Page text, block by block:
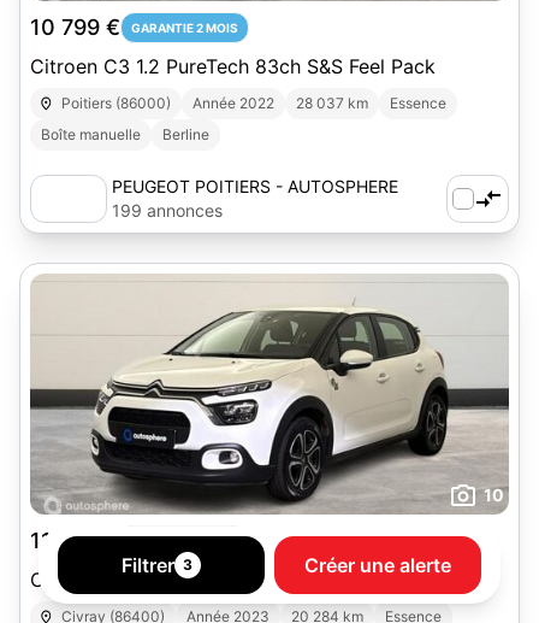
10 799 € GARANTIE 2 MOIS
Citroen C3 1.2 PureTech 83ch S&S Feel Pack
Poitiers (86000) Année 2022 28 037 km
Essence
Boîte manuelle
Berline
PEUGEOT POITIERS - AUTOSPHERE
199 annonces
10
11 299 € GARANTIE 2 MOIS
Citroen C3 1.2 PureTech 83ch S&S YOU!
Civray (86400) Année 2023 20 284 km Essence
Filtrer 3 Créer une alerte